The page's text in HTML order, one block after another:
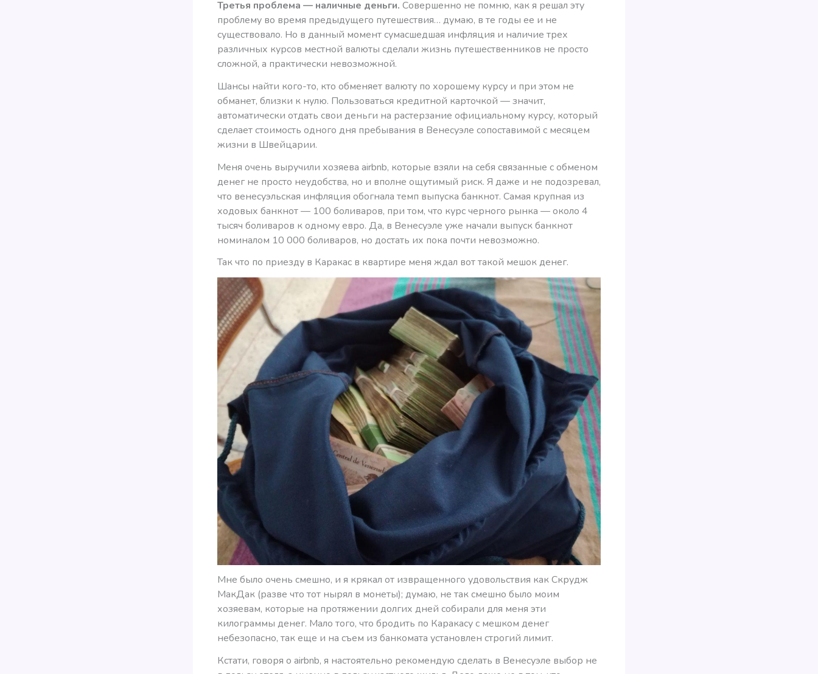
Третья проблема — наличные деньги. Совершенно не помню, как я решал эту
проблему во время предыдущего путешествия… думаю, в те годы ее и не
существовало. Но в данный момент сумасшедшая инфляция и наличие трех
различных курсов местной валюты сделали жизнь путешественников не просто
сложной, а практически невозможной.
Шансы найти кого-то, кто обменяет валюту по хорошему курсу и при этом не
обманет, близки к нулю. Пользоваться кредитной карточкой — значит,
автоматически отдать свои деньги на растерзание официальному курсу, который
сделает стоимость одного дня пребывания в Венесуэле сопоставимой с месяцем
жизни в Швейцарии.
Меня очень выручили хозяева airbnb, которые взяли на себя связанные с обменом
денег не просто неудобства, но и вполне ощутимый риск. Я даже и не подозревал,
что венесуэльская инфляция обогнала темп выпуска банкнот. Самая крупная из
ходовых банкнот — 100 боливаров, при том, что курс черного рынка — около 4
тысяч боливаров к одному евро. Да, в Венесуэле уже начали выпуск банкнот
номиналом 10 000 боливаров, но достать их пока почти невозможно.
Так что по приезду в Каракас в квартире меня ждал вот такой мешок денег.
Мне было очень смешно, и я крякал от извращенного удовольствия как Скрудж
МакДак (разве что тот нырял в монеты); думаю, не так смешно было моим
хозяевам, которые на протяжении долгих дней собирали для меня эти
килограммы денег. Мало того, что бродить по Каракасу с мешком денег
небезопасно, так еще и на съем из банкомата установлен строгий лимит.
Кстати, говоря о airbnb, я настоятельно рекомендую сделать в Венесуэле выбор не